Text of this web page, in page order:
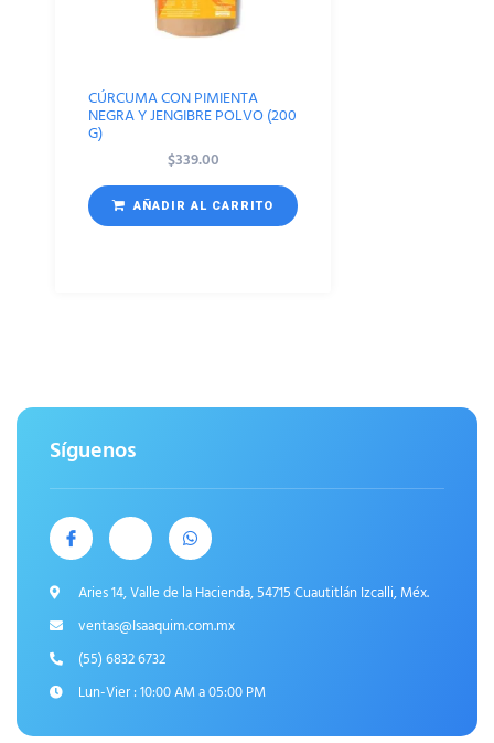
CÚRCUMA CON PIMIENTA
NEGRA Y JENGIBRE POLVO (200
G)
$339.00
AÑADIR AL CARRITO
Síguenos
Aries 14, Valle de la Hacienda, 54715 Cuautitlán Izcalli, Méx.
ventas@Isaaquim.com.mx
(55) 6832 6732
Lun-Vier : 10:00 AM a 05:00 PM